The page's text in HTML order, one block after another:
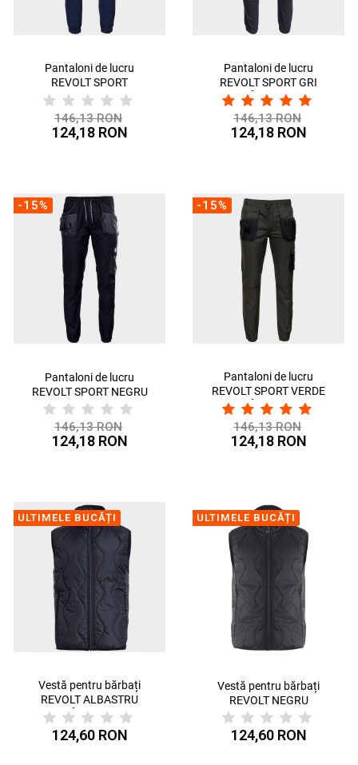
Pantaloni de lucru
REVOLT SPORT
BLUEMARIN
146,13 RON
124,18 RON
Pantaloni de lucru
REVOLT SPORT GRI
ÎNCHIS
146,13 RON
124,18 RON
-15%
Pantaloni de lucru
REVOLT SPORT NEGRU
146,13 RON
124,18 RON
-15%
Pantaloni de lucru
REVOLT SPORT VERDE
ÎNCHIS
146,13 RON
124,18 RON
ULTIMELE BUCĂȚI
Vestă pentru bărbați
REVOLT ALBASTRU
ÎNCHIS
124,60 RON
ULTIMELE BUCĂȚI
Vestă pentru bărbați
REVOLT NEGRU
124,60 RON